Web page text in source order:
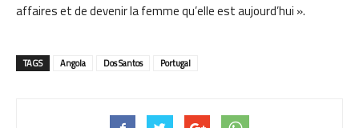
affaires et de devenir la femme qu’elle est aujourd’hui ».
TAGS Angola Dos Santos Portugal